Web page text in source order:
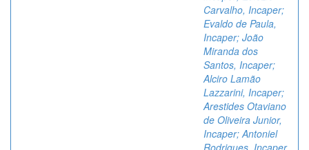
Carvalho, Incaper;
Evaldo de Paula,
Incaper; João
Miranda dos
Santos, Incaper;
Alciro Lamão
Lazzarini, Incaper;
Arestides Otaviano
de Oliveira Junior,
Incaper; Antoniel
Rodrigues, Incaper.